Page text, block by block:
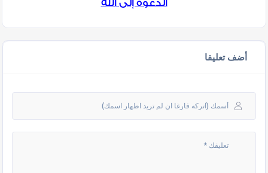
الدعوة إلى الله
أضف تعليقا